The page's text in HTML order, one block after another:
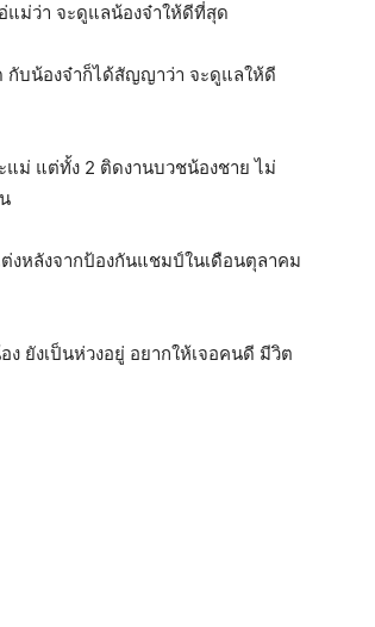
แม่ว่า จะดูแลน้องจ๋าให้ดีที่สุด
กับน้องจ๋าก็ได้สัญญาว่า จะดูแลให้ดี
ม่ แต่ทั้ง 2 ติดงานบวชน้องชาย ไม่
งหลังจากป้องกันแชมป์ในเดือนตุลาคม
ยังเป็นห่วงอยู่ อยากให้เจอคนดี มีวิต